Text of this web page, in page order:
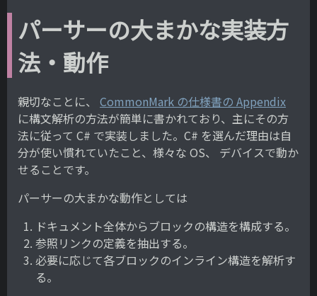
パーサーの大まかな実装方
法・動作
親切なことに、 CommonMark の仕様書の Appendix
に構文解析の方法が簡単に書かれており、主にその方
法に従って C# で実装しました。C# を選んだ理由は自
分が使い慣れていたこと、様々な OS、 デバイスで動か
せることです。
パーサーの大まかな動作としては
ドキュメント全体からブロックの構造を構成する。
参照リンクの定義を抽出する。
必要に応じて各ブロックのインライン構造を解析す
る。